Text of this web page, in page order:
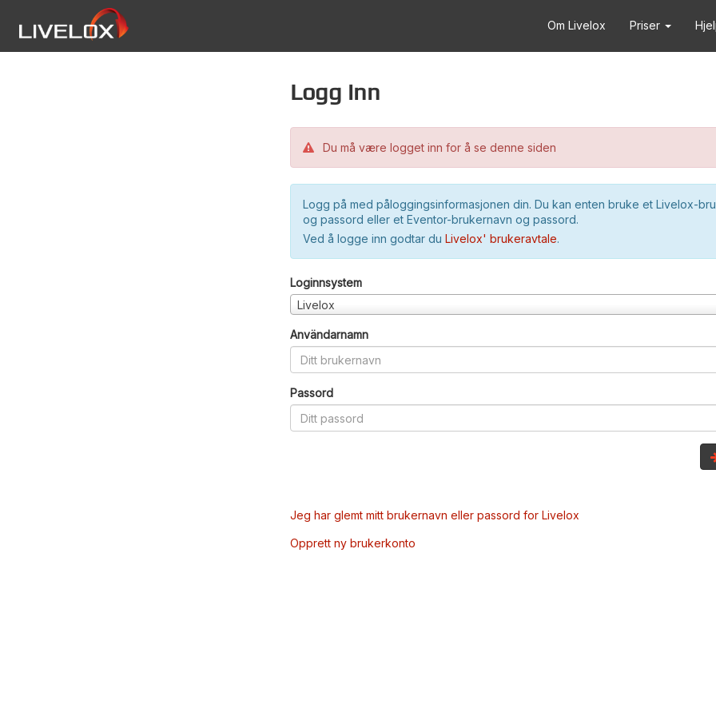
Om Livelox Priser
Logg inn
Du må være logget inn for å se denne siden
Logg på med påloggingsinformasjonen din. Du kan enten bruke et Livelox-
og passord eller et Eventor-brukernavn og passord.
Ved å logge inn godtar du Livelox' brukeravtale.
Loginnsystem
Livelox
Användarnamn
Passord
Jeg har glemt mitt brukernavn eller passord for Livelox
Opprett ny brukerkonto